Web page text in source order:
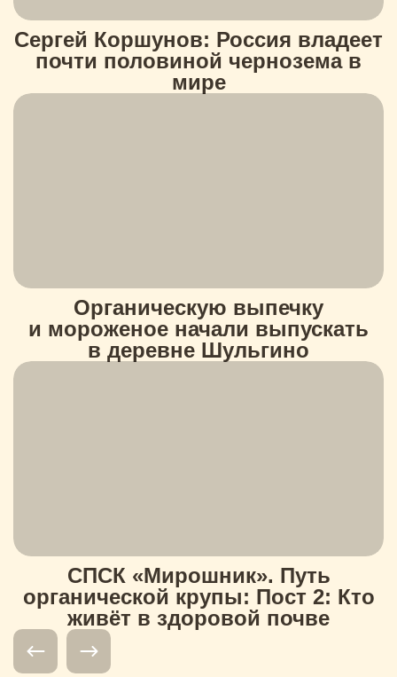
Сергей Коршунов: Россия владеет
почти половиной чернозема в
мире
Органическую выпечку
и мороженое начали выпускать
в деревне Шульгино
СПСК «Мирошник». Путь
органической крупы: Пост 2: Кто
живёт в здоровой почве